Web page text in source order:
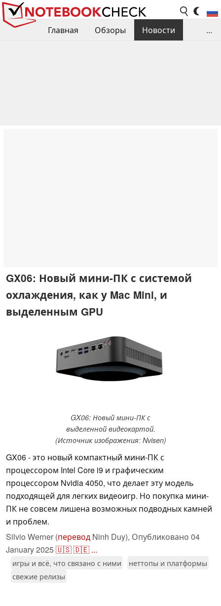
Главная Обзоры
Новости
...
GX06: Новый мини-ПК с системой
охлаждения, как у Mac Mini, и
выделенным GPU
GX06: Новый мини-ПК с
выделенной видеокартой.
(Источник изображения: Nvisen)
GX06 - это новый компактный мини-ПК с
процессором Intel Core i9 и графическим
процессором Nvidia 4050, что делает эту модель
подходящей для легких видеоигр. Но покупка мини-
ПК не совсем лишена возможных подводных камней
и проблем.
Silvio Werner (перевод Ninh Duy), Опубликовано 04
January 2025🇺🇸🇩🇪 ...
игры и всё, что связано с ними
неттопы и платформы
свежие релизы